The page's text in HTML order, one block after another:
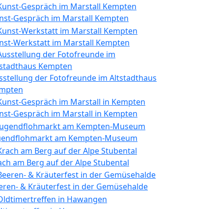
Gespräch im Marstall Kempten
Werkstatt im Marstall Kempten
der Fotofreunde im Altstadthaus
Gespräch im Marstall in Kempten
am Kempten-Museum
am Berg auf der Alpe Stubental
& Kräuterfest in der Gemüsehalde